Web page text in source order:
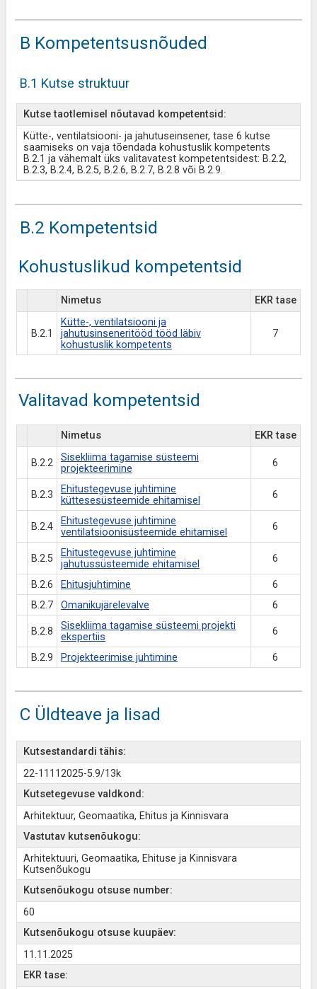
B Kompetentsusnõuded
B.1 Kutse struktuur
Kutse taotlemisel nõutavad kompetentsid:
Kütte-, ventilatsiooni- ja jahutuseinsener, tase 6 kutse
saamiseks on vaja tõendada kohustuslik kompetents
B.2.1 ja vähemalt üks valitavatest kompetentsidest: B.2.2,
B.2.3, B.2.4, B.2.5, B.2.6, B.2.7, B.2.8 või B.2.9.
B.2 Kompetentsid
Kohustuslikud kompetentsid
Nimetus EKR tase
B.2.1
Kütte-, ventilatsiooni ja
jahutusinseneritööd tööd läbiv
kohustuslik kompetents
7
Valitavad kompetentsid
Nimetus EKR tase
B.2.2
Sisekliima tagamise süsteemi
projekteerimine
6
B.2.3
Ehitustegevuse juhtimine
küttesesüsteemide ehitamisel
6
B.2.4
Ehitustegevuse juhtimine
ventilatsioonisüsteemide ehitamisel
6
B.2.5
Ehitustegevuse juhtimine
jahutussüsteemide ehitamisel
6
B.2.6 Ehitusjuhtimine
6
B.2.7
Omanikujärelevalve 6
B.2.8
Sisekliima tagamise süsteemi projekti
ekspertiis
6
B.2.9 Projekteerimise juhtimine 6
C Üldteave ja lisad
Kutsestandardi tähis:
22-11112025-5.9/13k
Kutsetegevuse valdkond:
Arhitektuur, Geomaatika, Ehitus ja Kinnisvara
Vastutav kutsenõukogu:
Arhitektuuri, Geomaatika, Ehituse ja Kinnisvara
Kutsenõukogu
Kutsenõukogu otsuse number:
60
Kutsenõukogu otsuse kuupäev:
11.11.2025
EKR tase: